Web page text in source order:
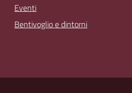
Eventi
Bentivoglio e dintorni